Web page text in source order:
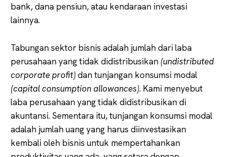
bank, dana pensiun, atau kendaraan investasi
lainnya.
Tabungan sektor bisnis adalah jumlah dari laba
perusahaan yang tidak didistribusikan (undistributed
corporate profit)dan tunjangan konsumsi modal
(capital consumption allowances). Kami menyebut
laba perusahaan yang tidak didistribusikan di
akuntansi. Sementara itu, tunjangan konsumsi modal
adalah jumlah uang yang harus diinvestasikan
kembali oleh bisnis untuk mempertahankan